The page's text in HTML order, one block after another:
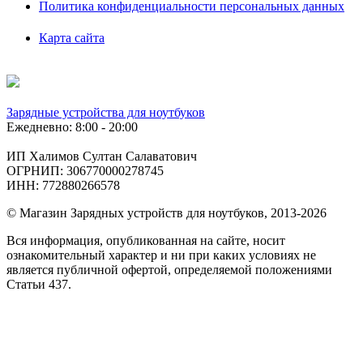
Политика конфиденциальности персональных данных
Карта сайта
Зарядные устройства для ноутбуков
Ежедневно: 8:00 - 20:00
ИП Халимов Султан Салаватович
ОГРНИП: 306770000278745
ИНН: 772880266578
© Магазин Зарядных устройств для ноутбуков, 2013-2026
Вся информация, опубликованная на сайте, носит
ознакомительный характер и ни при каких условиях не
является публичной офертой, определяемой положениями
Статьи 437.